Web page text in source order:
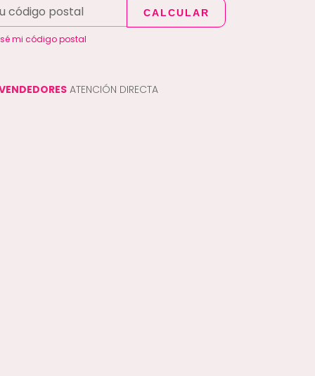
para el CP: CAMBIAR CP
CALCULAR
mi código postal
ATENCIÓN DIRECTA